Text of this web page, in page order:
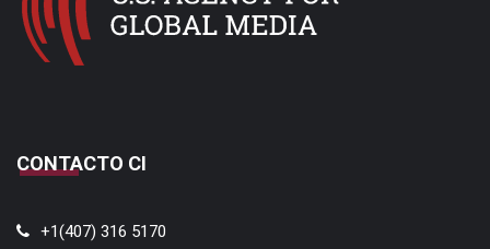
CONTACTO CI
+1(407) 316 5170